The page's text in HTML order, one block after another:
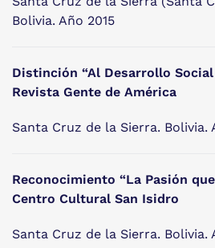
Bolivia. Año 2015
Distinción “Al Desarrollo
Revista Gente de América
Santa Cruz de la Sierra. Bolivia.
Reconocimiento “La Pasión
Centro Cultural San Isidro
Santa Cruz de la Sierra. Bolivia.